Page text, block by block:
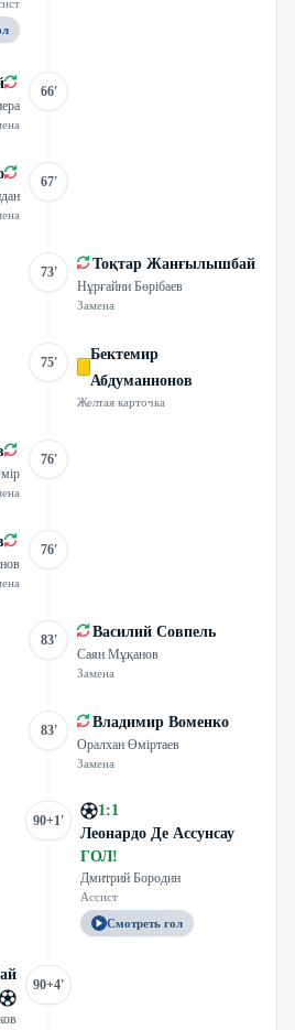
66'
67'
73' Тоқтар Жанғылышбай
Нұрғайни Бөрібаев
Замена
75'
Бектемир
Абдуманнонов
Желтая карточка
76'
76'
83' Василий Совпель
Саян Мұқанов
Замена
83' Владимир Воменко
Оралхан Өміртаев
Замена
90+1'
1:1
Леонардо Де Ассунсау
ГОЛ!
Дмитрий Бородин
Ассист
Смотреть гол
90+4'